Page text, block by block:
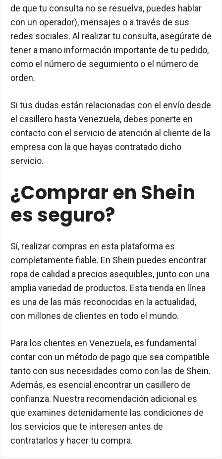
de que tu consulta no se resuelva, puedes hablar
con un operador), mensajes o a través de sus
redes sociales. Al realizar tu consulta, asegúrate de
tener a mano información importante de tu pedido,
como el número de seguimiento o el número de
orden.
Si tus dudas están relacionadas con el envío desde
el casillero hasta Venezuela, debes ponerte en
contacto con el servicio de atención al cliente de la
empresa con la que hayas contratado dicho
servicio.
¿Comprar en Shein
es seguro?
Sí, realizar compras en esta plataforma es
completamente fiable. En Shein puedes encontrar
ropa de calidad a precios asequibles, junto con una
amplia variedad de productos. Esta tienda en línea
es una de las más reconocidas en la actualidad,
con millones de clientes en todo el mundo.
Para los clientes en Venezuela, es fundamental
contar con un método de pago que sea compatible
tanto con sus necesidades como con las de Shein.
Además, es esencial encontrar un casillero de
confianza. Nuestra recomendación adicional es
que examines detenidamente las condiciones de
los servicios que te interesen antes de
contratarlos y hacer tu compra.